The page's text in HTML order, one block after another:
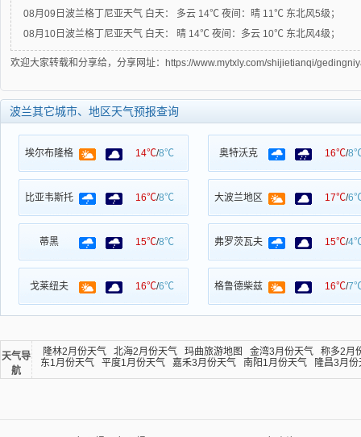
08月09日波兰格丁尼亚天气 白天： 多云 14℃ 夜间： 晴 11℃ 东北风5级；
08月10日波兰格丁尼亚天气 白天： 晴 14℃ 夜间： 多云 10℃ 东北风4级；
欢迎大家转载和分享给，分享网址：https://www.mytxly.com/shijietianqi/
波兰其它城市、地区天气预报查询
埃尔布隆格 14℃/8℃ 奥特沃克 16℃/
比亚韦斯托 16℃/8℃ 大波兰地区 17℃/
蒂黑 15℃/8℃ 弗罗茨瓦夫 15℃/
戈莱纽夫 16℃/6℃ 格鲁德柴兹 16℃/
天气导
航
隆林2月份天气 北海2月份天气 玛曲旅游地图 金湾3月份天气
称多2月
东1月份天气
平度1月份天气 嘉禾3月份天气 南阳1月份天气 隆昌3月份